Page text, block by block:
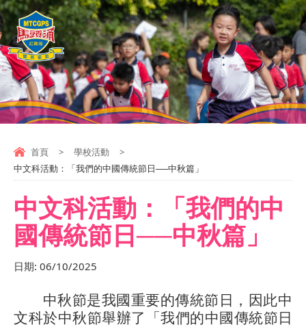
首頁 > 學校活動
>
中文科活動：「我們的中國傳統節日──中秋篇」
中文科活動：「我們的中
國傳統節日──中秋篇」
日期: 06/10/2025
中秋節是我國重要的傳統節日，因此中
文科於中秋節舉辦了「我們的中國傳統節日